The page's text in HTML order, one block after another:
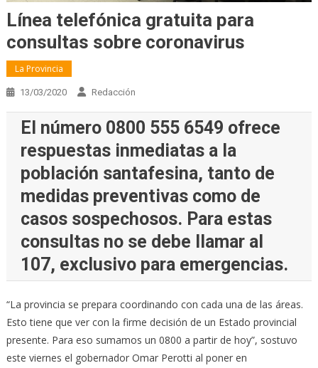
Línea telefónica gratuita para
consultas sobre coronavirus
La Provincia
13/03/2020 Redacción
El número 0800 555 6549 ofrece
respuestas inmediatas a la
población santafesina, tanto de
medidas preventivas como de
casos sospechosos. Para estas
consultas no se debe llamar al
107, exclusivo para emergencias.
“La provincia se prepara coordinando con cada una de las áreas.
Esto tiene que ver con la firme decisión de un Estado provincial
presente. Para eso sumamos un 0800 a partir de hoy”, sostuvo
este viernes el gobernador Omar Perotti al poner en